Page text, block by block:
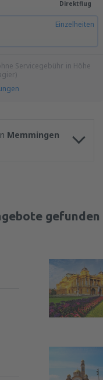
Direktflug
Einzelheiten
Servicegebühr in Höhe
Memmingen
gefunden